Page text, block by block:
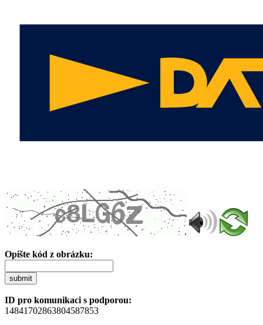
Opište kód z obrázku:
submit
ID pro komunikaci s podporou:
14841702863804587853